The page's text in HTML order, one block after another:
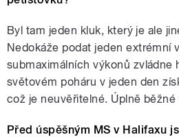
Byl tam jeden kluk, který je ale
Nedokáže podat jeden extrémní
submaximálních výkonů zvládne
světovém poháru v jeden den
což je neuvěřitelné. Úplně
Před úspěšným MS v Halifaxu